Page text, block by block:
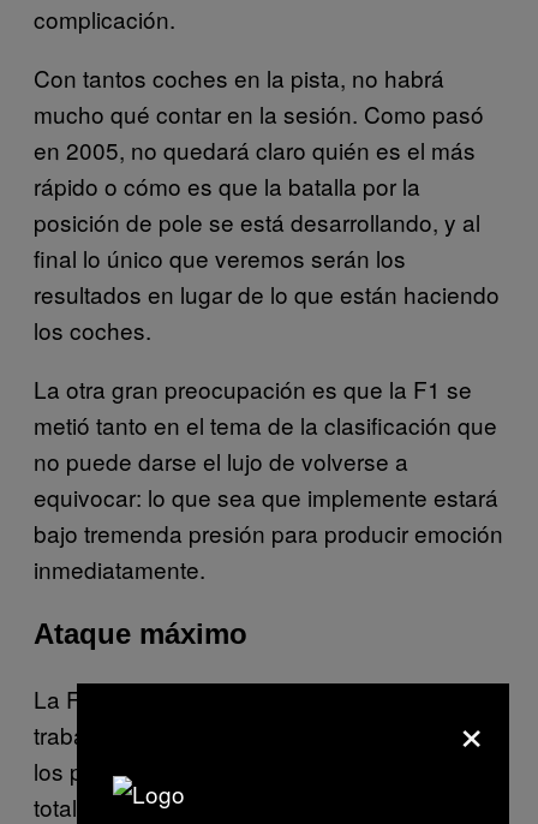
complicación.
Con tantos coches en la pista, no habrá
mucho qué contar en la sesión. Como pasó
en 2005, no quedará claro quién es el más
rápido o cómo es que la batalla por la
posición de pole se está desarrollando, y al
final lo único que veremos serán los
resultados en lugar de lo que están haciendo
los coches.
La otra gran preocupación es que la F1 se
metió tanto en el tema de la clasificación que
no puede darse el lujo de volverse a
equivocar: lo que sea que implemente estará
bajo tremenda presión para producir emoción
inmediatamente.
Ataque máximo
La F1 ha estado trabajando más de un año
trabajando en coches que pueden hacer de
los pilotos uno héroes, así que nos parece
totalmente contraproducente querer quitar la
×